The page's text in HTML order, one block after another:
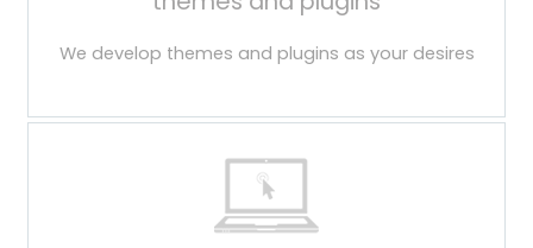
We develop themes and plugins as your desires